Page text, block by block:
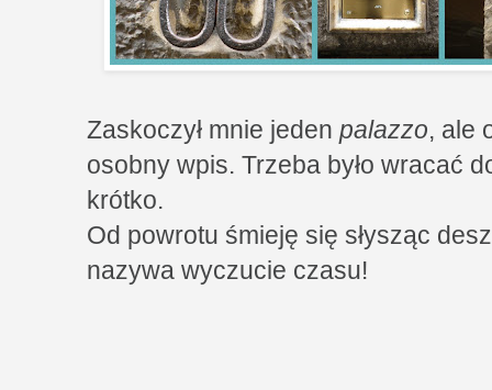
Zaskoczył mnie jeden palazzo, ale
osobny wpis. Trzeba było wracać
krótko.
Od powrotu śmieję się słysząc
nazywa wyczucie czasu!